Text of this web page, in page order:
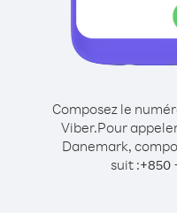
Composez le
Viber.Pour
Danemark,
suit :+850